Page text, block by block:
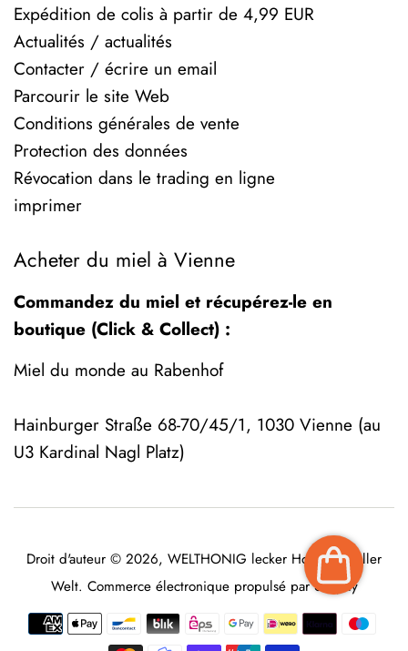
Expédition de colis à partir de 4,99 EUR
Actualités / actualités
Contacter / écrire un email
Parcourir le site Web
Conditions générales de vente
Protection des données
Révocation dans le trading en ligne
imprimer
Acheter du miel à Vienne
Commandez du miel et récupérez-le en
boutique (Click & Collect) :
Miel du monde au Rabenhof
Hainburger Straße 68-70/45/1, 1030 Vienne (au
U3 Kardinal Nagl Platz)
Droit d'auteur © 2026, WELTHONIG lecker Honig aus aller
Welt. Commerce électronique propulsé par Shopify
Icônes